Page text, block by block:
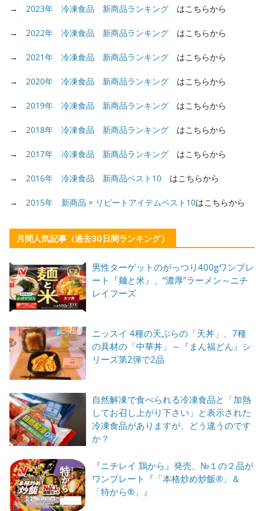
→ 2023年 冷凍食品 新商品ランキング はこちらから
→ 2022年 冷凍食品 新商品ランキング はこちらから
→ 2021年 冷凍食品 新商品ランキング はこちらから
→ 2020年 冷凍食品 新商品ランキング はこちらから
→ 2019年 冷凍食品 新商品ランキング はこちらから
→ 2018年 冷凍食品 新商品ランキング はこちらから
→ 2017年 冷凍食品 新商品ランキング はこちらから
→ 2016年 冷凍食品 新商品ベスト10 はこちらから
→ 2015年 新商品 × リピートアイテムベスト10はこちらから
月間人気記事（過去30日間ランキング）
男性ターゲットのがっつり400gワンプレ
ート『麺と米』、“濃厚”ラーメン～ニチ
レイフーズ
ニッスイ 4種の天ぷらの「天丼」、7種
の具材の「中華丼」～『まん福どん』シ
リーズ第2弾で2品
自然解凍で食べられる冷凍食品と「加熱
してお召し上がり下さい」と表示された
冷凍食品がありますが、どう違うのです
か？
『ニチレイ 鶏から』発売、№１の２品が
ワンプレート『「本格炒め炒飯®」＆
「特から®」』